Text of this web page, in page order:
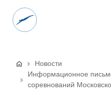
Новости
Информационное
соревнований